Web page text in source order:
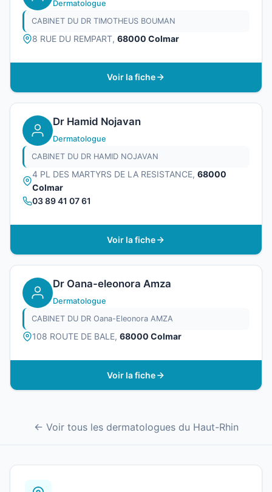
Dermatologue
CABINET DU DR TIMOTHEUS BOUMAN
8 RUE DU REMPART, 68000 Colmar
Voir la fiche
Dr Hamid Nojavan
Dermatologue
CABINET DU DR HAMID NOJAVAN
4 PL DES MARTYRS DE LA RESISTANCE, 68000
Colmar
03 89 41 07 61
Voir la fiche
Dr Oana-eleonora Amza
Dermatologue
CABINET DU DR Oana-Eleonora AMZA
108 ROUTE DE BALE, 68000 Colmar
Voir la fiche
← Voir tous les dermatologues du Haut-Rhin